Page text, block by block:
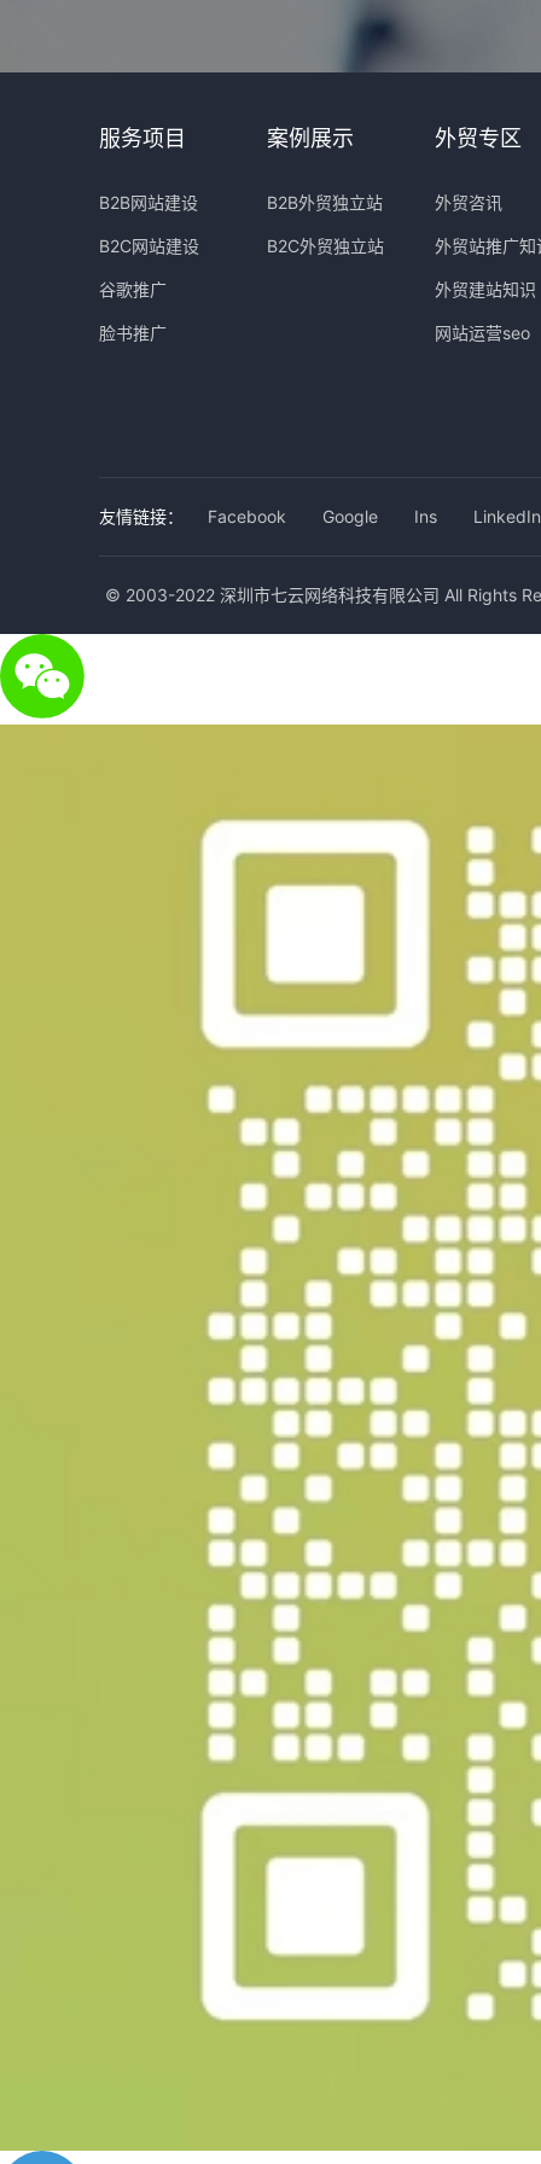
服务项目
B2B网站建设
B2C网站建设
谷歌推广
脸书推广
案例展示
B2B外贸独立站
B2C外贸独立站
外贸专区
外贸咨讯
外贸站推广知
外贸建站知识
网站运营seo
友情链接： Facebook Google Ins LinkedIn
© 2003-2022 深圳市七云网络科技有限公司 All Rights